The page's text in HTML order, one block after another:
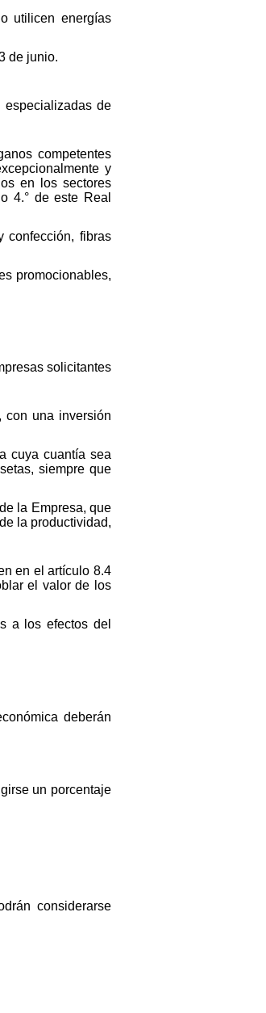
utilicen energías
de junio.
especializadas de
competentes
y
en los sectores
4.° de este Real
confección, fibras
promocionables,
solicitantes
con una inversión
cuya cuantía sea
siempre que
la Empresa, que
la productividad,
en el artículo 8.4
el valor de los
a los efectos del
deberán
un porcentaje
considerarse